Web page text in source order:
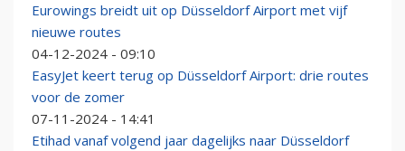
Eurowings breidt uit op Düsseldorf Airport met vijf
nieuwe routes
04-12-2024 - 09:10
EasyJet keert terug op Düsseldorf Airport: drie routes
voor de zomer
07-11-2024 - 14:41
Etihad vanaf volgend jaar dagelijks naar Düsseldorf